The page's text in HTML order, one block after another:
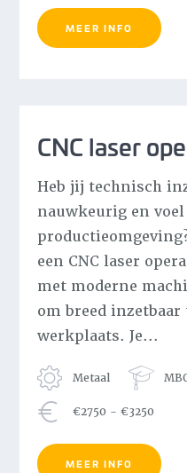
MEER INFO
CNC laser
Heb jij technisch
nauwkeurig en
een CNC laser
met moderne
om breed
werkplaats. Je...
Metaal
€2750 - €3250
MEER INFO